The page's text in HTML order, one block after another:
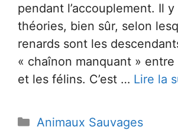
pendant l’accouplement. Il y
théories, bien sûr, selon
renards sont les
« chaînon manquant »
et les félins. C’est … Lire la
Catégories
Animaux Sauvages